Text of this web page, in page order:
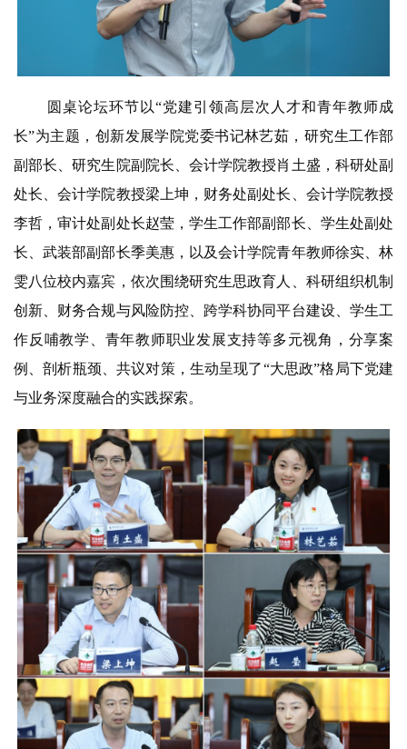
圆桌论坛环节以“党建引领高层次人才和青年教师成
长”为主题，创新发展学院党委书记林艺茹，研究生工作部
副部长、研究生院副院长、会计学院教授肖土盛，科研处副
处长、会计学院教授梁上坤，财务处副处长、会计学院教授
李哲，审计处副处长赵莹，学生工作部副部长、学生处副处
长、武装部副部长季美惠，以及会计学院青年教师徐实、林
雯八位校内嘉宾，依次围绕研究生思政育人、科研组织机制
创新、财务合规与风险防控、跨学科协同平台建设、学生工
作反哺教学、青年教师职业发展支持等多元视角，分享案
例、剖析瓶颈、共议对策，生动呈现了“大思政”格局下党建
与业务深度融合的实践探索。